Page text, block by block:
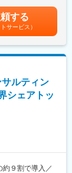
したエンジに
にはグループ会
ハウ・経営資源
復帰していま
はマッチした環
光光度計
、亜硝酸、リ
です。
利厚生も充
受けておりま
望される資格に
・35歳：
も目安の金額で
月給(月額)は固定
する
サービス）
ルティン
シェアトッ
約９割で導入／